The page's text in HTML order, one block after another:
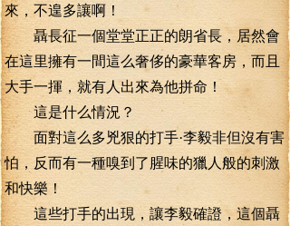
來，不遑多讓啊！
聶長征一個堂堂正正的朗省長，居然會
在這里擁有一間這么奢侈的豪華客房，而且
大手一揮，就有人出來為他拼命！
這是什么情況？
面對這么多兇狠的打手·李毅非但沒有害
怕，反而有一種嗅到了腥味的獵人般的刺激
和快樂！
這些打手的出現，讓李毅確證，這個聶